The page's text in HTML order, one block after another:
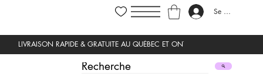
Se connecter
Recherche